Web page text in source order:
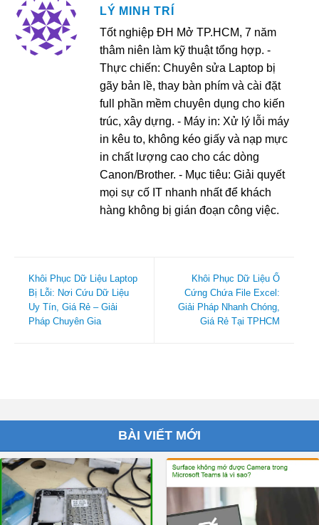
LÝ MINH TRÍ
Tốt nghiệp ĐH Mở TP.HCM, 7 năm
thâm niên làm kỹ thuật tổng hợp. -
Thực chiến: Chuyên sửa Laptop bị
gãy bản lề, thay bàn phím và cài đặt
full phần mềm chuyên dụng cho kiến
trúc, xây dựng. - Máy in: Xử lý lỗi máy
in kêu to, không kéo giấy và nạp mực
in chất lượng cao cho các dòng
Canon/Brother. - Mục tiêu: Giải quyết
mọi sự cố IT nhanh nhất để khách
hàng không bị gián đoạn công việc.
Khôi Phục Dữ Liệu Laptop
Bị Lỗi: Nơi Cứu Dữ Liệu
Uy Tín, Giá Rẻ – Giải
Pháp Chuyên Gia
Khôi Phục Dữ Liệu Ổ
Cứng Chứa File Excel:
Giải Pháp Nhanh Chóng,
Giá Rẻ Tại TPHCM
BÀI VIẾT MỚI